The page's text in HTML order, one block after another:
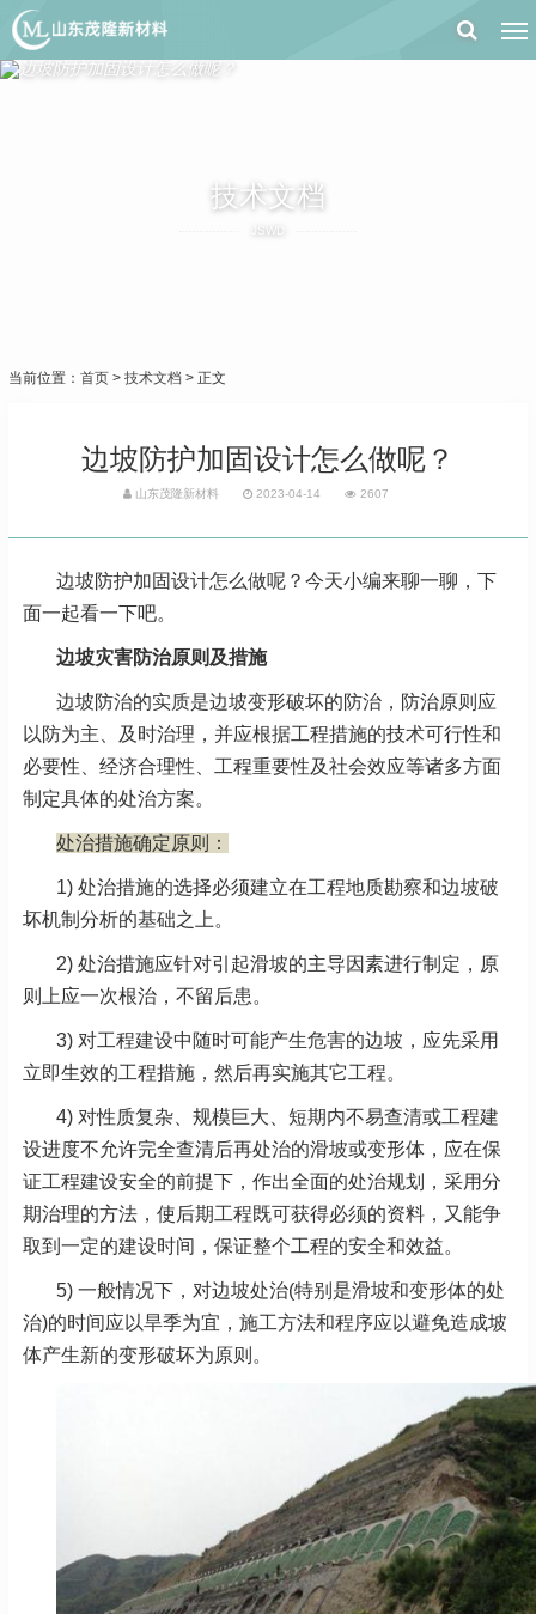
技术文档
JSWD
当前位置： 首页 > 技术文档 > 正文
边坡防护加固设计怎么做呢？
山东茂隆新材料 2023-04-14 2607
边坡防护加固设计怎么做呢？今天小编来聊一聊，下
面一起看一下吧。
边坡灾害防治原则及措施
边坡防治的实质是边坡变形破坏的防治，防治原则应
以防为主、及时治理，并应根据工程措施的技术可行性和
必要性、经济合理性、工程重要性及社会效应等诸多方面
制定具体的处治方案。
处治措施确定原则：
1) 处治措施的选择必须建立在工程地质勘察和边坡破
坏机制分析的基础之上。
2) 处治措施应针对引起滑坡的主导因素进行制定，原
则上应一次根治，不留后患。
3) 对工程建设中随时可能产生危害的边坡，应先采用
立即生效的工程措施，然后再实施其它工程。
4) 对性质复杂、规模巨大、短期内不易查清或工程建
设进度不允许完全查清后再处治的滑坡或变形体，应在保
证工程建设安全的前提下，作出全面的处治规划，采用分
期治理的方法，使后期工程既可获得必须的资料，又能争
取到一定的建设时间，保证整个工程的安全和效益。
5) 一般情况下，对边坡处治(特别是滑坡和变形体的处
治)的时间应以旱季为宜，施工方法和程序应以避免造成坡
体产生新的变形破坏为原则。